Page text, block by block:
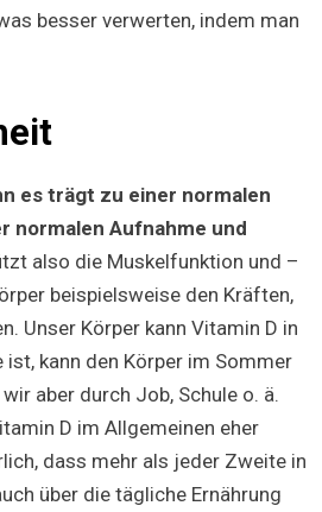
besser verwerten, indem man
es trägt zu einer normalen
normalen Aufnahme und
also die Muskelfunktion und –
beispielsweise den Kräften,
Unser Körper kann Vitamin D in
kann den Körper im Sommer
aber durch Job, Schule o. ä.
D im Allgemeinen eher
dass mehr als jeder Zweite in
über die tägliche Ernährung